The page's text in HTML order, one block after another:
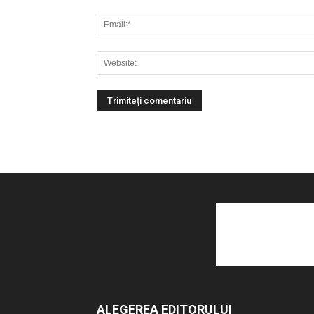
ALEGEREA EDITORULUI